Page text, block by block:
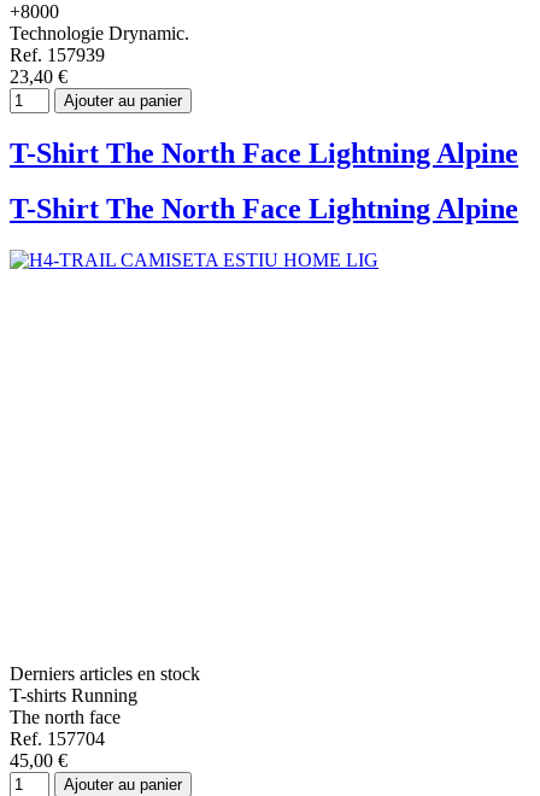
+8000
Technologie Drynamic.
Ref. 157939
23,40 €
Ajouter au panier
T-Shirt The North Face Lightning Alpine
T-Shirt The North Face Lightning Alpine
Derniers articles en stock
T-shirts Running
The north face
Ref. 157704
45,00 €
Ajouter au panier